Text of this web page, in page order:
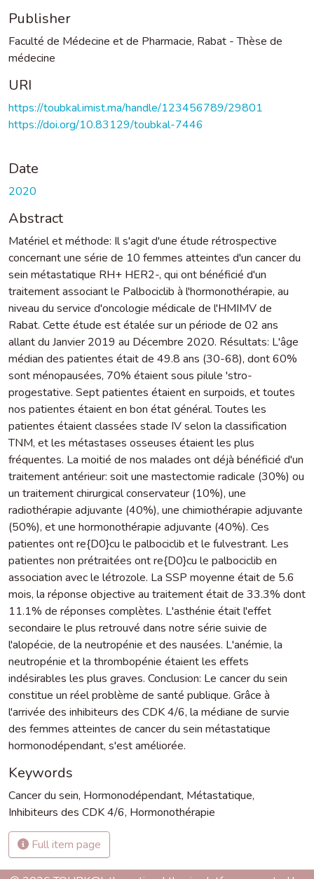
Publisher
Faculté de Médecine et de Pharmacie, Rabat - Thèse de
médecine
URI
https://toubkal.imist.ma/handle/123456789/29801
https://doi.org/10.83129/toubkal-7446
Date
2020
Abstract
Matériel et méthode: Il s'agit d'une étude rétrospective
concernant une série de 10 femmes atteintes d'un cancer du
sein métastatique RH+ HER2-, qui ont bénéficié d'un
traitement associant le Palbociclib à l'hormonothérapie, au
niveau du service d'oncologie médicale de l'HMIMV de
Rabat. Cette étude est étalée sur un période de 02 ans
allant du Janvier 2019 au Décembre 2020. Résultats: L'âge
médian des patientes était de 49.8 ans (30-68), dont 60%
sont ménopausées, 70% étaient sous pilule 'stro-
progestative. Sept patientes étaient en surpoids, et toutes
nos patientes étaient en bon état général. Toutes les
patientes étaient classées stade IV selon la classification
TNM, et les métastases osseuses étaient les plus
fréquentes. La moitié de nos malades ont déjà bénéficié d'un
traitement antérieur: soit une mastectomie radicale (30%) ou
un traitement chirurgical conservateur (10%), une
radiothérapie adjuvante (40%), une chimiothérapie adjuvante
(50%), et une hormonothérapie adjuvante (40%). Ces
patientes ont re{D0}cu le palbociclib et le fulvestrant. Les
patientes non prétraitées ont re{D0}cu le palbociclib en
association avec le létrozole. La SSP moyenne était de 5.6
mois, la réponse objective au traitement était de 33.3% dont
11.1% de réponses complètes. L'asthénie était l'effet
secondaire le plus retrouvé dans notre série suivie de
l'alopécie, de la neutropénie et des nausées. L'anémie, la
neutropénie et la thrombopénie étaient les effets
indésirables les plus graves. Conclusion: Le cancer du sein
constitue un réel problème de santé publique. Grâce à
l'arrivée des inhibiteurs des CDK 4/6, la médiane de survie
des femmes atteintes de cancer du sein métastatique
hormonodépendant, s'est améliorée.
Keywords
Cancer du sein, Hormonodépendant, Métastatique,
Inhibiteurs des CDK 4/6, Hormonothérapie
Full item page